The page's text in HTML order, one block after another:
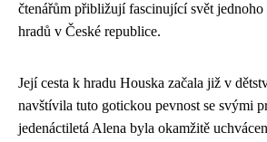
čtenářům přibližují fascinující svět jednoho
hradů v České republice.
Její cesta k hradu Houska začala již v
navštívila tuto gotickou pevnost se svými
jedenáctiletá Alena byla okamžitě